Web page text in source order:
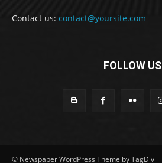
Contact us: contact@yoursite.com
FOLLOW US
© Newspaper WordPress Theme by TagDiv